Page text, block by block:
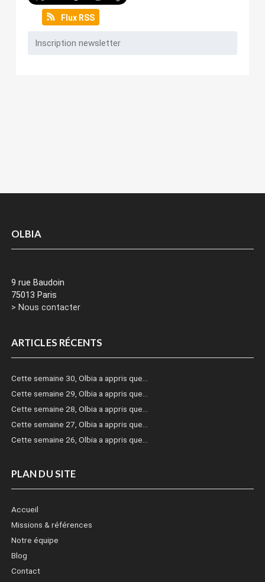
Flux RSS
OLBIA
9 rue Baudoin
75013 Paris
> Nous contacter
ARTICLES RÉCENTS
Cette semaine 30, Olbia a appris que…
Cette semaine 29, Olbia a appris que…
Cette semaine 28, Olbia a appris que…
Cette semaine 27, Olbia a appris que…
Cette semaine 26, Olbia a appris que…
PLAN DU SITE
Accueil
Missions & références
Notre équipe
Blog
Contact